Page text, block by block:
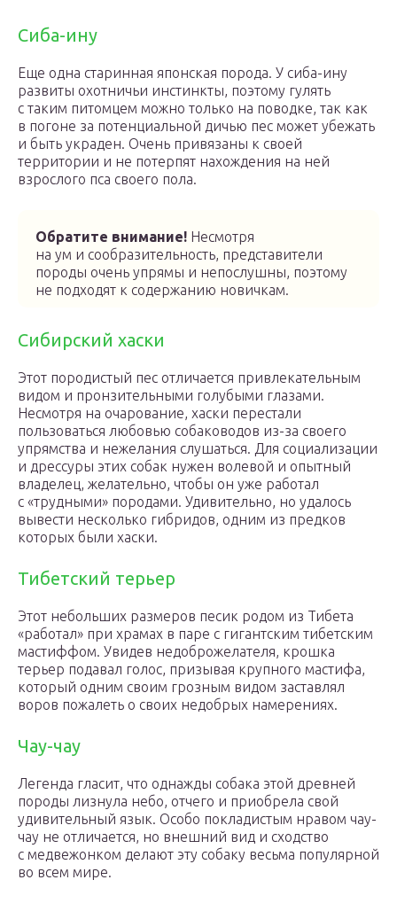
Сиба-ину
Еще одна старинная японская порода. У сиба-ину
развиты охотничьи инстинкты, поэтому гулять
с таким питомцем можно только на поводке, так как
в погоне за потенциальной дичью пес может убежать
и быть украден. Очень привязаны к своей
территории и не потерпят нахождения на ней
взрослого пса своего пола.
Обратите внимание! Несмотря
на ум и сообразительность, представители
породы очень упрямы и непослушны, поэтому
не подходят к содержанию новичкам.
Сибирский хаски
Этот породистый пес отличается привлекательным
видом и пронзительными голубыми глазами.
Несмотря на очарование, хаски перестали
пользоваться любовью собаководов из-за своего
упрямства и нежелания слушаться. Для социализации
и дрессуры этих собак нужен волевой и опытный
владелец, желательно, чтобы он уже работал
с «трудными» породами. Удивительно, но удалось
вывести несколько гибридов, одним из предков
которых были хаски.
Тибетский терьер
Этот небольших размеров песик родом из Тибета
«работал» при храмах в паре с гигантским тибетским
мастиффом. Увидев недоброжелателя, крошка
терьер подавал голос, призывая крупного мастифа,
который одним своим грозным видом заставлял
воров пожалеть о своих недобрых намерениях.
Чау-чау
Легенда гласит, что однажды собака этой древней
породы лизнула небо, отчего и приобрела свой
удивительный язык. Особо покладистым нравом чау-
чау не отличается, но внешний вид и сходство
с медвежонком делают эту собаку весьма популярной
во всем мире.